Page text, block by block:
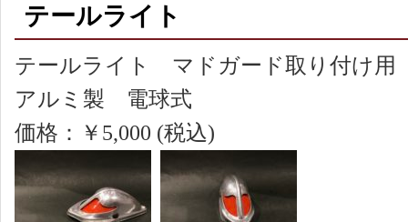
テールライト
テールライト マドガード取り付け用
アルミ製 電球式
価格：￥5,000 (税込)